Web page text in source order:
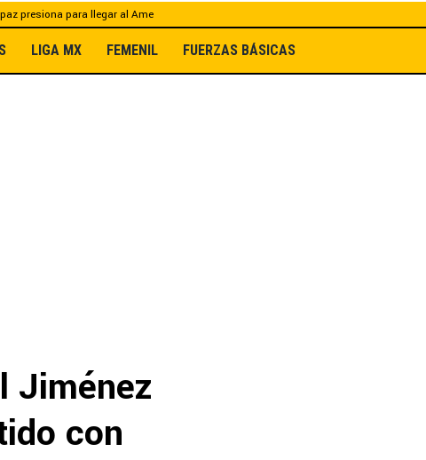
presiona para llegar al Ame
LIGA MX FEMENIL FUERZAS BÁSICAS
Jiménez
con